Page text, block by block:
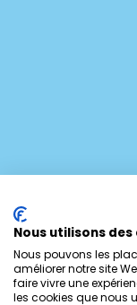
Nous utilisons
Nous pouvons les
améliorer notre site
faire vivre une
les cookies que nous